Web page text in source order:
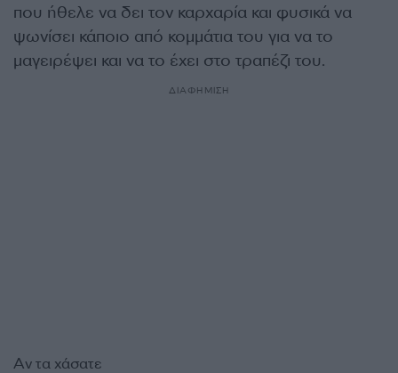
που ήθελε να δει τον καρχαρία και φυσικά να
ψωνίσει κάποιο από κομμάτια του για να το
μαγειρέψει και να το έχει στο τραπέζι του.
ΔΙΑΦΗΜΙΣΗ
Αν τα χάσατε